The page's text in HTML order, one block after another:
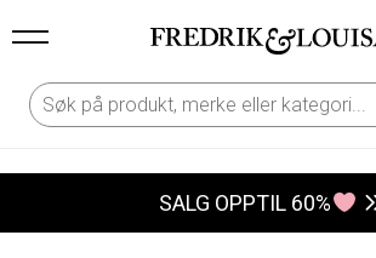
SALG OPPTIL 60%